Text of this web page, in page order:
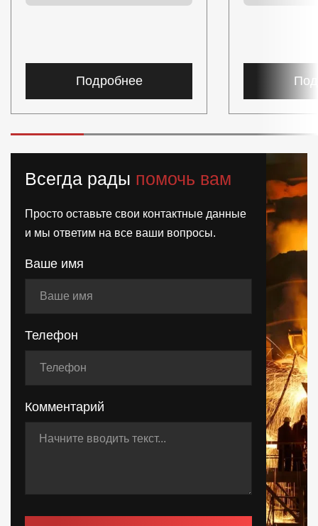
Подробнее
Всегда рады помочь вам
Просто оставьте свои контактные данные
и мы ответим на все ваши вопросы.
Ваше имя
Телефон
Комментарий